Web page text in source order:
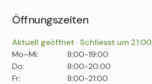
Öffnungszeiten
Aktuell geöffnet · Schliesst um 21:00
Tag
Time
slot
Comment
Mo–Mi:
8:00-19:00
Do:
8:00-20:00
Fr:
8:00-21:00